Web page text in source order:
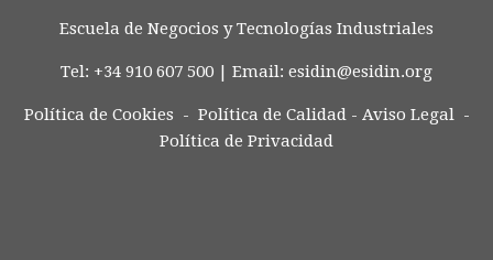
Escuela de Negocios y Tecnologías Industriales
Tel: +34 910 607 500 | Email: esidin@esidin.org
Política de Cookies - Política de Calidad - Aviso Legal -
Política de Privacidad